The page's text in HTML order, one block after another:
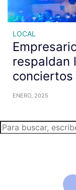
LOCAL
respaldan
ENERO, 2025